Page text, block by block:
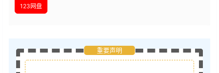
123网盘
重要声明